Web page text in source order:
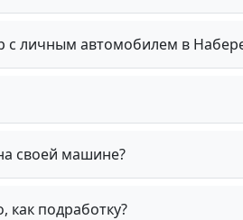
с личным автомобилем в
своей машине?
подработку?